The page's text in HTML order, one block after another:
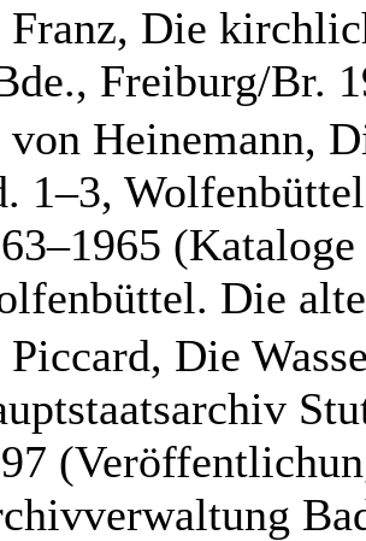
Die
Freiburg/Br.
von Heinemann,
1–3,
Die
Piccard, Die